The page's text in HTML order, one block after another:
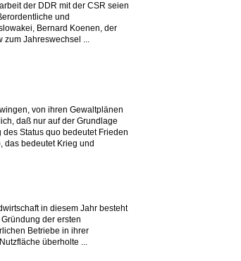
der DDR mit der CSR seien
und
Bernard Koenen, der
zum Jahreswechsel ...
von ihren Gewaltplänen
daß nur auf der Grundlage
Status quo bedeutet Frieden
das bedeutet Krieg und
in diesem Jahr besteht
der ersten
Betriebe in ihrer
überholte ...